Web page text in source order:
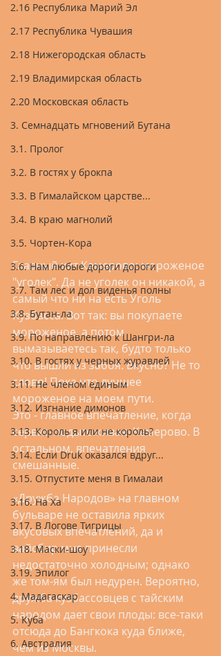
2.16 Республика Марий Эл
2.17 Республика Чувашия
2.18 Нижегородская область
2.19 Владимирская область
2.20 Московская область
3. Семнадцать мгновений Бутана
3.1. Пролог
3.2. В гостях у брокпа
3.3. В Гималайском царстве...
3.4. В краю магнолий
3.5. Чортен-Кора
3.6. Нам любые дороги дороги
3.7. Там лес и дол виденья полны
3.8. Бутан-ла
3.9. По направлению к Шангри-ла
3.10. В гостях у черных журавлей
3.11. Не членом единым
3.12. Изгнание димонов
3.13. Король я или не король?
3.14. Если Druk оказался вдруг...
3.15. Отпустите меня в Гималаи
3.16. На Ха
3.17. В Логове Тигрицы
3.18. Маски-шоу
3.19. Эпилог
4. Мадагаскар
5. Куба
6. Австралия
Главный хит Кемерово: мороженое
"уголек". Да не уголек он никакой, а
самый что ни на есть Уголь
Кузбасса. Вот так: вы покупаете
мороженое, а потом
вымазываетесь так, будто только
что вышли из забоя. Вкусно? Не то
слово! Пока что лучшее
мороженое на моем пути.
Это - главное впечатление, когда
сервис-подытоживаю Кемерово. В
остальном, впечатления
смешанные.
«Дружба Народов» на главном
бульваре не оставила ярких
вкусовых впечатлений, да и
вайсбир мне принесли
недостаточно холодным; однако
же том-ям был недурен. Вероятно,
дружба кузбассовцев с тайским
народом дает свои плоды: все-таки
отсюда до Бангкока куда ближе,
чем из Москвы.